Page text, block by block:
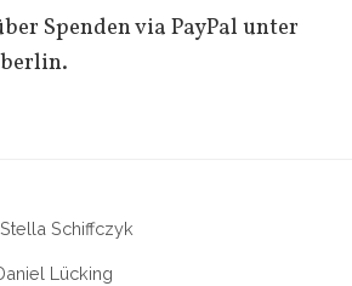
Spenden via PayPal unter
Schiffczyk
Lücking